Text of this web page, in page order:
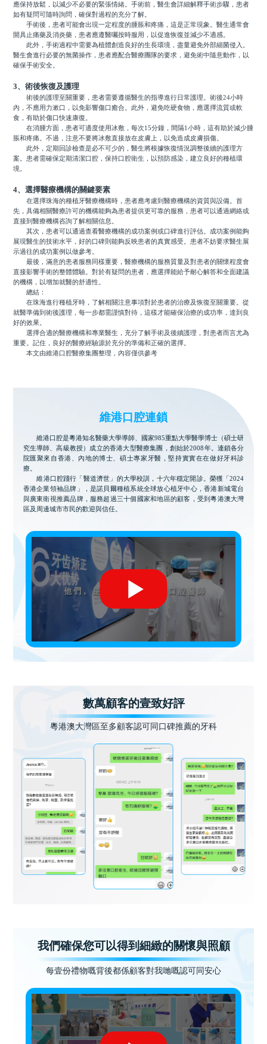
應保持放鬆，以減少不必要的緊張情緒。手術前，醫生會詳細解釋手術步驟，患者
如有疑問可隨時詢問，確保對過程的充分了解。
手術後，患者可能會出現一定程度的腫脹和疼痛，這是正常現象。醫生通常會
開具止痛藥及消炎藥，患者應遵醫囑按時服用，以促進恢復並減少不適感。
此外，手術過程中需要為植體創造良好的生長環境，盡量避免外部細菌侵入。
醫生會進行必要的無菌操作，患者應配合醫療團隊的要求，避免術中隨意動作，以
確保手術安全。
3、術後恢復及護理
術後的護理至關重要，患者需要遵循醫生的指導進行日常護理。術後24小時
內，不應用力漱口，以免影響傷口癒合。此外，避免吃硬食物，應選擇流質或軟
食，有助於傷口快速康復。
在消腫方面，患者可適度使用冰敷，每次15分鐘，間隔1小時，這有助於減少腫
脹和疼痛。不過，注意不要將冰敷直接放在皮膚上，以免造成皮膚損傷。
此外，定期回診檢查是必不可少的，醫生將根據恢復情況調整後續的護理方
案。患者需確保定期清潔口腔，保持口腔衛生，以預防感染，建立良好的種植環
境。
4、選擇醫療機構的關鍵要素
在選擇珠海的種植牙醫療機構時，患者應考慮到醫療機構的資質與設備。首
先，具備相關醫療許可的機構能夠為患者提供更可靠的服務，患者可以通過網絡或
直接到醫療機構咨詢了解相關信息。
其次，患者可以通過查看醫療機構的成功案例或口碑進行評估。成功案例能夠
展現醫生的技術水平，好的口碑則能夠反映患者的真實感受。患者不妨要求醫生展
示過往的成功案例以做參考。
最後，滿意的患者服務同樣重要，醫療機構的服務質量及對患者的關懷程度會
直接影響手術的整體體驗。對於有疑問的患者，應選擇能給予耐心解答和全面建議
的機構，以增加就醫的舒適性。
總結：
在珠海進行種植牙時，了解相關注意事項對於患者的治療及恢復至關重要。從
就醫準備到術後護理，每一步都需謹慎對待，這樣才能確保治療的成功率，達到良
好的效果。
選擇合適的醫療機構和專業醫生，充分了解手術及後續護理，對患者而言尤為
重要。記住，良好的醫療經驗源於充分的準備和正確的選擇。
本文由維港口腔醫療集團整理，內容僅供參考
維港口腔連鎖
維港口腔是粵港知名醫藥大學導師、國家985重點大學醫學博士（碩士研
究生導師、高級教授）成立的香港大型醫療集團，創始於2008年。連鎖各分
院匯聚來自香港、內地的博士、碩士專家牙醫，堅持實實在在做好牙科診
療。
維港口腔踐行「醫道濟世」的大學校訓，十六年穩定開診。榮獲「2024
香港企業領袖品牌」，是諾貝爾種植系統全球放心植牙中心，香港新城電台
與廣東衛視推薦品牌，服務超過三十個國家和地區的顧客，受到粵港澳大灣
區及周邊城市市民的歡迎與信任。
數萬顧客的壹致好評
粵港澳大灣區至多顧客認可同口碑推薦的牙科
我們確保您可以得到細緻的關懷與照顧
每壹份禮物嘅背後都係顧客對我哋嘅認可同安心